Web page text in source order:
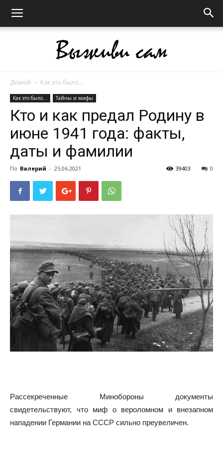
сам
Домой Как это было...
Как это было... Тайны и мифы
Кто и как предал Родину в
июне 1941 года: факты,
даты и фамилии
По Валерий - 25.06.2021 0
39403
Рассекреченные Минобороны документы
свидетельствуют, что миф о вероломном и внезапном
нападении Германии на СССР сильно преувеличен.